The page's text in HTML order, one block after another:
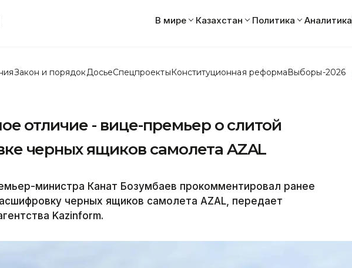
В мире Казахстан Политика Аналитика
Закон и порядок ДосьеСпецпроектыКонституционная реформаВыборы-2026
отличие - вице-премьер о слитой
черных ящиков самолета AZAL
министра Канат Бозумбаев прокомментировал ранее
черных ящиков самолета AZAL, передает
Kazinform.